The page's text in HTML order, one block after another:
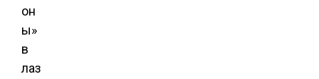
он
ы»
в
лаз